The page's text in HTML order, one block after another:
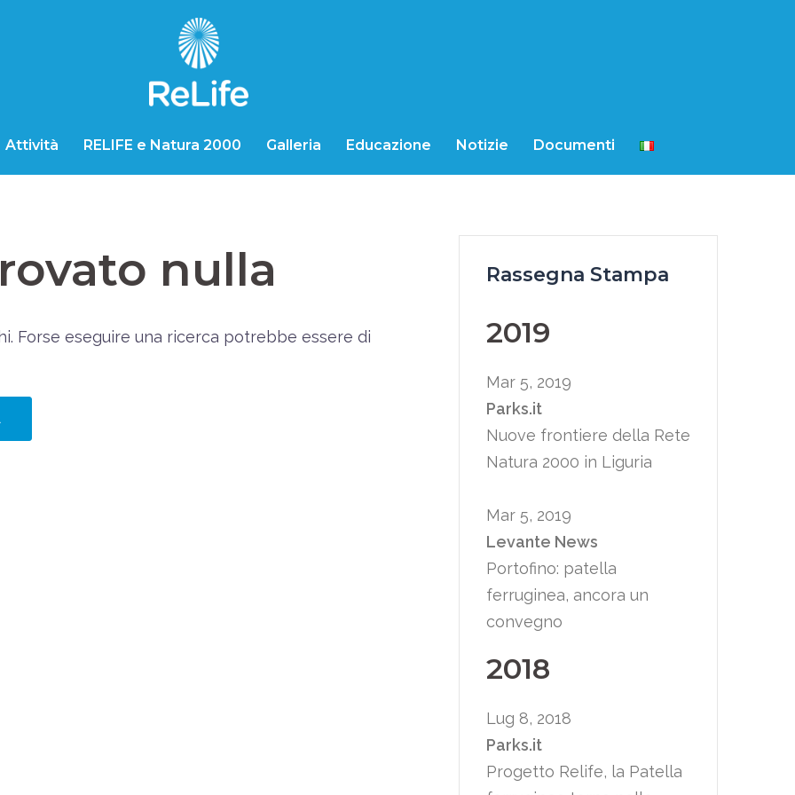
Attività RELIFE e Natura 2000 Galleria Educazione Notizie Documenti
nulla
Forse eseguire una ricerca potrebbe essere di
Rassegna Stampa
2019
Mar 5, 2019
Parks.it
Nuove frontiere della Rete
Natura 2000 in Liguria
Mar 5, 2019
Levante News
Portofino: patella
ferruginea, ancora un
convegno
2018
Lug 8, 2018
Parks.it
Progetto Relife, la Patella